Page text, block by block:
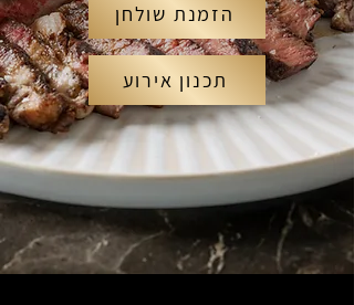
הזמנת שולחן
תכנון אירוע